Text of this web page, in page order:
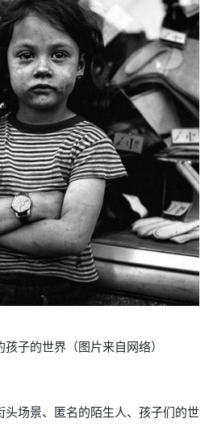
子的世界（图片来自网络）
头场景、匿名的陌生人、孩子们的世